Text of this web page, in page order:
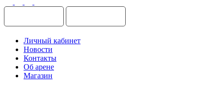
Личный кабинет
Новости
Контакты
Об арене
Магазин